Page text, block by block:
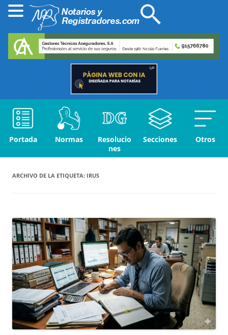
Portada Normas
Resolucio
nes
Secciones Otros
ARCHIVO DE LA ETIQUETA: IRUS